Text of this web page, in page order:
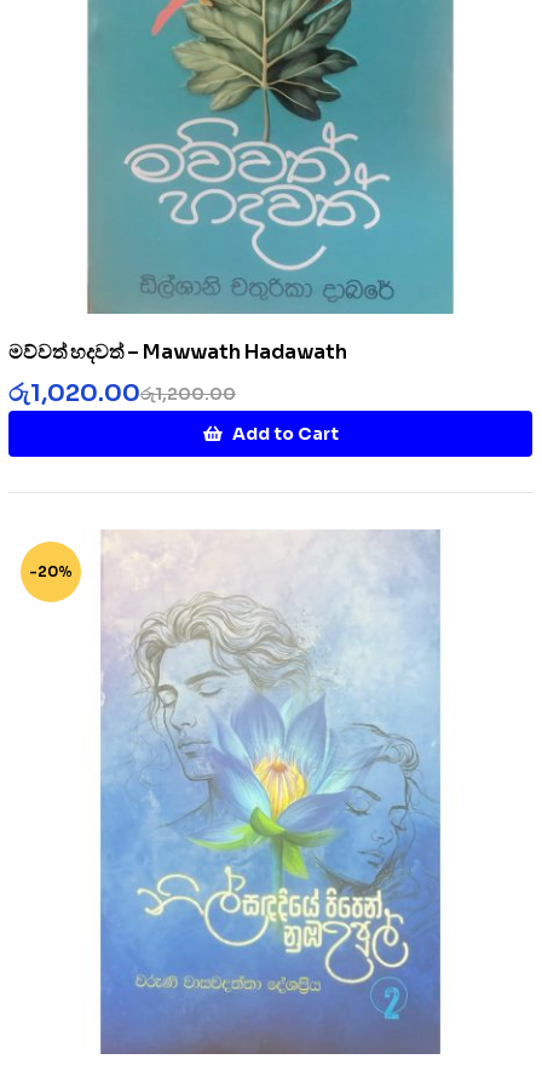
මව්වත් හදවත් – Mawwath Hadawath
රු1,200.00
රු1,020.00
Add to Cart
-20%